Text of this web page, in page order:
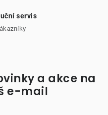
servis
a akce na
e-mail